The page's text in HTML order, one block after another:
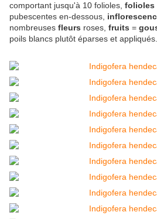
comportant jusqu'à 10 folioles, folioles
pubescentes en-dessous,
nombreuses fleurs roses, fruits =
poils blancs plutôt éparses et appliqués.